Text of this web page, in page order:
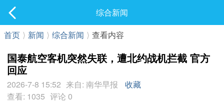
最新发表
综合新闻
首页 ⟩ 新闻 ⟩ 综合新闻 ⟩ 查看内容
国泰航空客机突然失联，遭北约战机拦截 官方
回应
2026-7-8 15:52 来自: 南华早报
收藏
查看: 1035 评论 0